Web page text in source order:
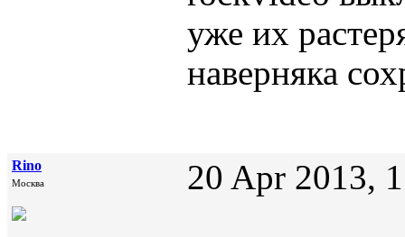
уже их
наверняка
Rino
Москва 20 Apr 2013,